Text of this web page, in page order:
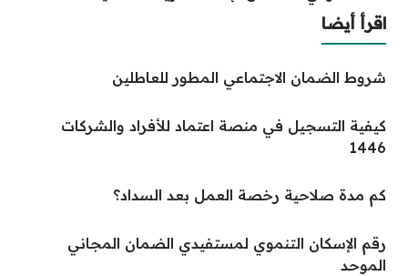
اقرأ أيضا
شروط الضمان الاجتماعي المطور للعاطلين
كيفية التسجيل في منصة اعتماد للأفراد والشركات
1446
كم مدة صلاحية رخصة العمل بعد السداد؟
رقم الإسكان التنموي لمستفيدي الضمان المجاني
الموحد